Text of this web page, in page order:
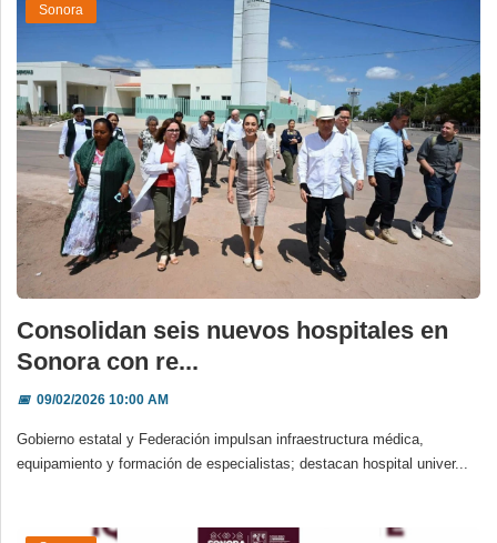
Sonora
Consolidan seis nuevos hospitales en
Sonora con re...
📅09/02/2026 10:00 AM
Gobierno estatal y Federación impulsan infraestructura médica,
equipamiento y formación de especialistas; destacan hospital univer...